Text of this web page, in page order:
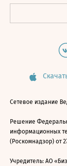
Сетевое издание
Решение
информационных
(Роскомнадзор) от
Учредитель: АО